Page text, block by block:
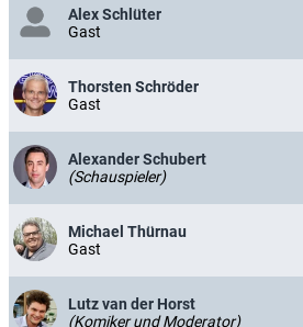
Alex Schlüter
Gast
Thorsten Schröder
Gast
Alexander Schubert
(Schauspieler)
Michael Thürnau
Gast
Lutz van der Horst
(Komiker und Moderator)